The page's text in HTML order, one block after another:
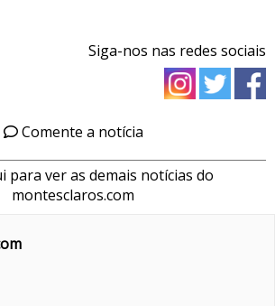
Siga-nos nas redes sociais
Comente a notícia
para ver as demais notícias do
montesclaros.com